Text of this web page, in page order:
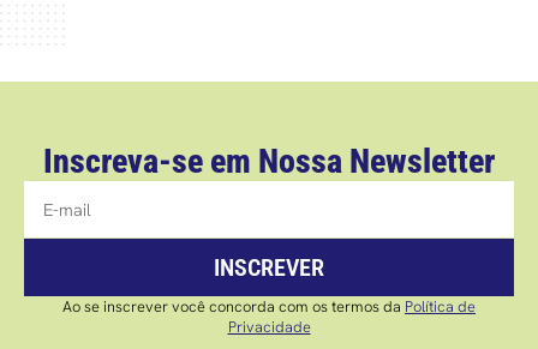
Inscreva-se em Nossa Newsletter
INSCREVER
Ao se inscrever você concorda com os termos da Política de
Privacidade